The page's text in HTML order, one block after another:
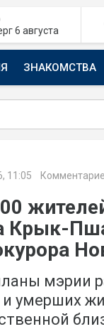
6 августа
ЗНАКОМСТВА
11:05
Крык-
мэрии
и умерших